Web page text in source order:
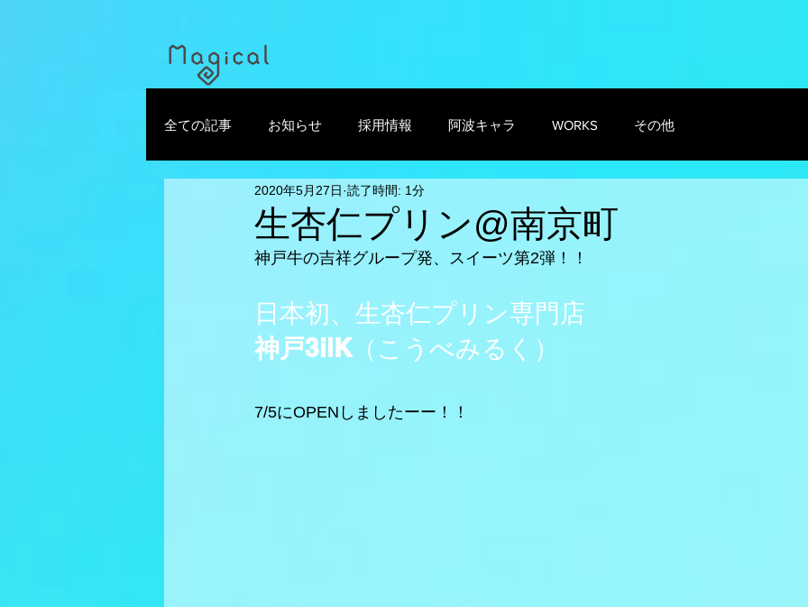
全ての記事 お知らせ 採用情報 阿波キャラ WORKS その他
生杏仁プリン@南京町
2020年5月27日 読了時間: 1分
神戸牛の吉祥グループ発、スイーツ第2弾！！
日本初、生杏仁プリン専門店
神戸3ilK（こうべみるく）
7/5にOPENしましたーー！！